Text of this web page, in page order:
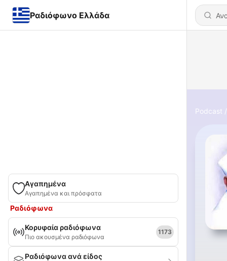
Ραδιόφωνο Ελλάδα
Αγαπημένα
Αγαπημένα και πρόσφατα
Ραδιόφωνα
Κορυφαία ραδιόφωνα
Πιο ακουσμένα ραδιόφωνα
1173
Ραδιόφωνα ανά είδος
Podcast